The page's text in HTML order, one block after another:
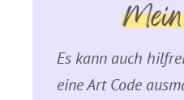
Es kann auch
eine Art Code